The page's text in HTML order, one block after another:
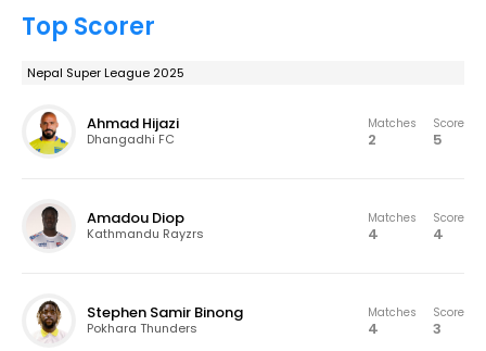
Top Scorer
Nepal Super League 2025
Ahmad Hijazi
Dhangadhi FC
Matches
2
Score
5
Amadou Diop
Kathmandu Rayzrs
Matches
4
Score
4
Stephen Samir Binong
Pokhara Thunders
Matches
4
Score
3